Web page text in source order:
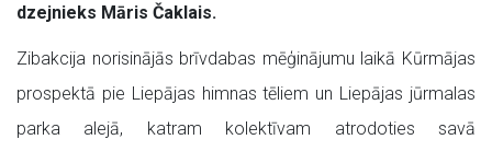
dzejnieks Māris Čaklais.
Zibakcija norisinājās brīvdabas mēģinājumu laikā Kūrmājas
prospektā pie Liepājas himnas tēliem un Liepājas jūrmalas
parka alejā, katram kolektīvam atrodoties savā